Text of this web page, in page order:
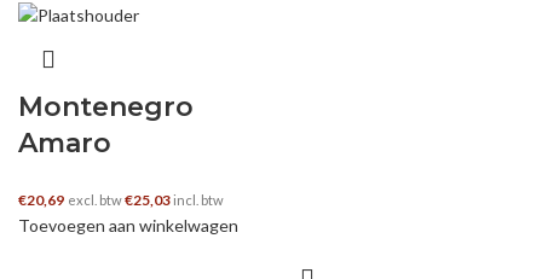
Montenegro
Amaro
€20,69 excl. btw€25,03 incl. btw
Toevoegen aan winkelwagen